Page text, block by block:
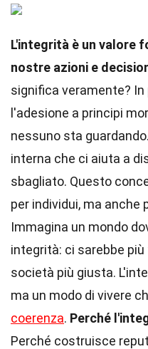
L'integrità è un valore
nostre azioni e
significa veramente?
l'adesione a principi
nessuno sta
interna che ci aiuta a
sbagliato. Questo
per individui, ma anche
Immagina un mondo
integrità: ci sarebbe più
società più giusta.
ma un modo di vivere
coerenza. Perché
Perché costruisce